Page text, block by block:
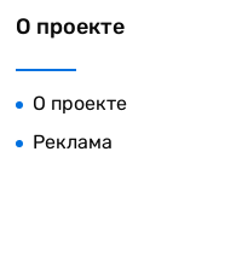
О проекте
О проекте
Реклама